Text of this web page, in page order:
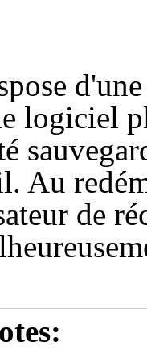
logiciel
Au
de